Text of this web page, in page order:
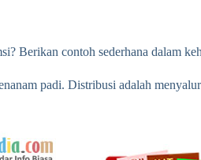
Berikan contoh sederhana dalam
padi. Distribusi adalah